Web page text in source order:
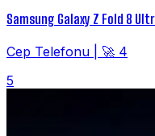
Samsung Galaxy Z Fold 8
Cep Telefonu
🚀 4
5